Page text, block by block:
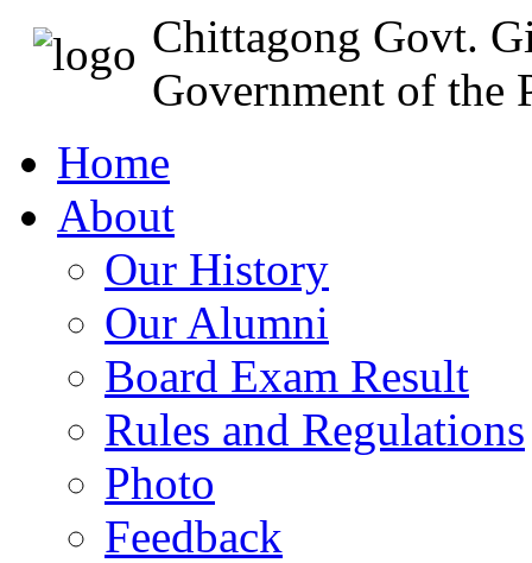
Chittagong Govt.
Government of the
Home
About
Our History
Our Alumni
Board Exam Result
Rules and Regulations
Photo
Feedback